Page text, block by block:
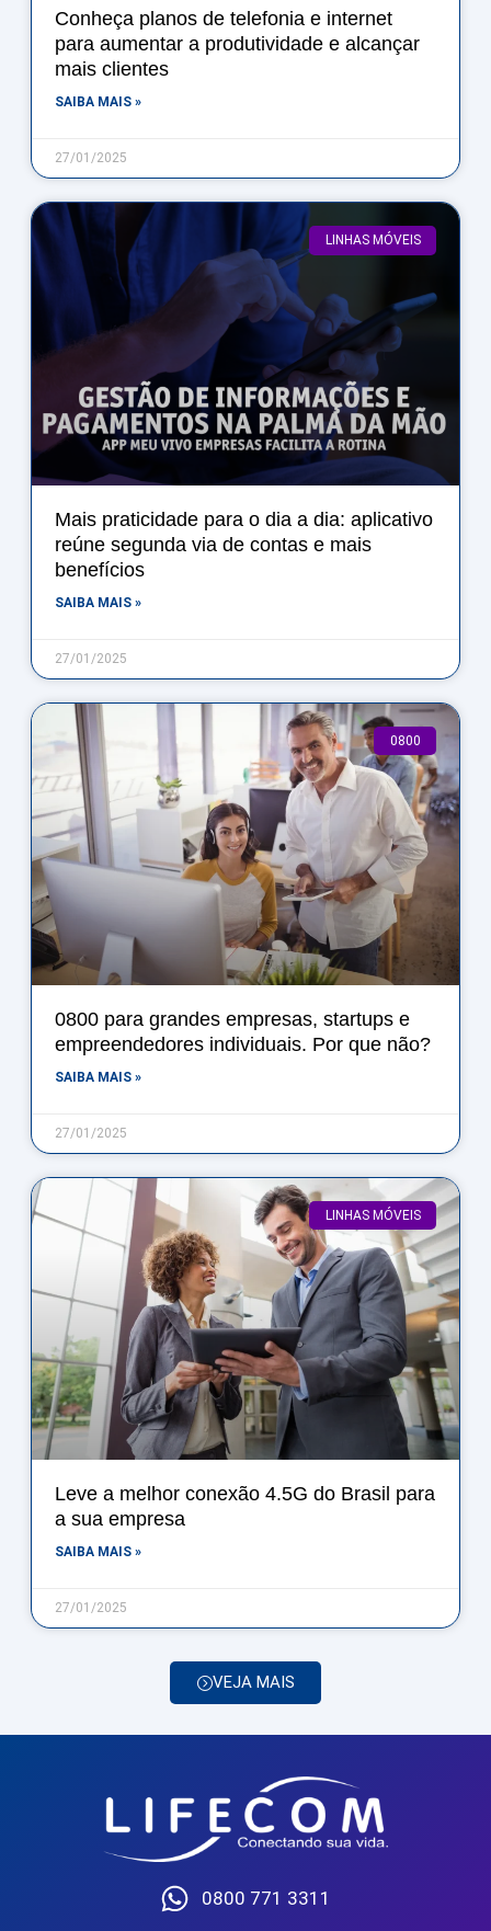
Conheça planos de telefonia e internet
para aumentar a produtividade e alcançar
mais clientes
SAIBA MAIS »
27/01/2025
LINHAS MÓVEIS
Mais praticidade para o dia a dia: aplicativo
reúne segunda via de contas e mais
benefícios
SAIBA MAIS »
27/01/2025
0800
0800 para grandes empresas, startups e
empreendedores individuais. Por que não?
SAIBA MAIS »
27/01/2025
LINHAS MÓVEIS
Leve a melhor conexão 4.5G do Brasil para
a sua empresa
SAIBA MAIS »
27/01/2025
VEJA MAIS
0800 771 3311